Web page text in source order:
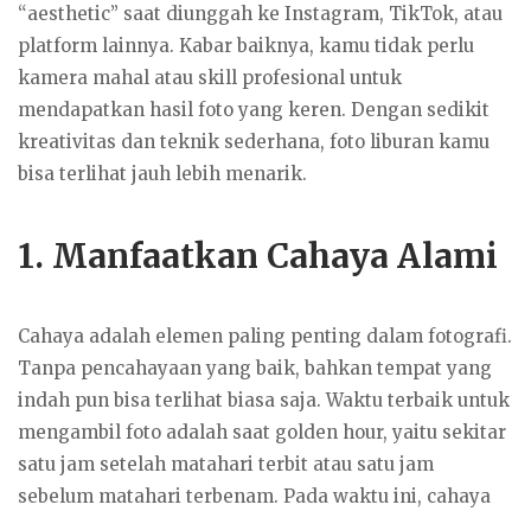
“aesthetic” saat diunggah ke Instagram, TikTok, atau
platform lainnya. Kabar baiknya, kamu tidak perlu
kamera mahal atau skill profesional untuk
mendapatkan hasil foto yang keren. Dengan sedikit
kreativitas dan teknik sederhana, foto liburan kamu
bisa terlihat jauh lebih menarik.
1. Manfaatkan Cahaya Alami
Cahaya adalah elemen paling penting dalam fotografi.
Tanpa pencahayaan yang baik, bahkan tempat yang
indah pun bisa terlihat biasa saja. Waktu terbaik untuk
mengambil foto adalah saat golden hour, yaitu sekitar
satu jam setelah matahari terbit atau satu jam
sebelum matahari terbenam. Pada waktu ini, cahaya